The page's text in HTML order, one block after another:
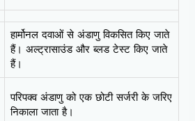
हार्मोनल दवाओं से अंडाणु विकसित किए जाते
हैं। अल्ट्रासाउंड और ब्लड टेस्ट किए जाते
हैं।
परिपक्व अंडाणु को एक छोटी सर्जरी के जरिए
निकाला जाता है।